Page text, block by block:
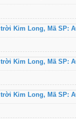
Kim Long, Mã SP:
Kim Long, Mã SP:
Kim Long, Mã SP: